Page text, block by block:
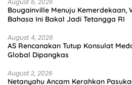
August 6, 2026
Bougainville Menuju Kemerdekaan,
Bahasa Ini Bakal Jadi Tetangga RI
August 4, 2026
AS Rencanakan Tutup Konsulat
Global Dipangkas
August 2, 2026
Netanyahu Ancam Kerahkan